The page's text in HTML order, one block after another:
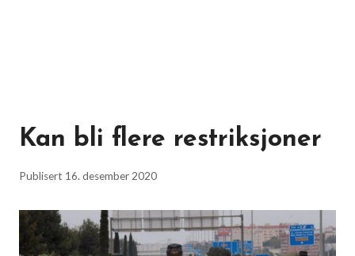
Kan bli flere restriksjoner
Publisert 16. desember 2020